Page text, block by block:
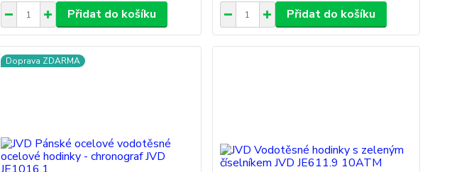
Přidat do košíku Přidat do košíku
Doprava ZDARMA